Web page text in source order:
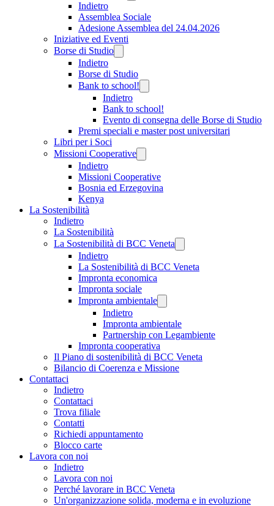
Indietro
Assemblea Sociale
Adesione Assemblea del 24.04.2026
Iniziative ed Eventi
Borse di Studio
Indietro
Borse di Studio
Bank to school!
Indietro
Bank to school!
Evento di consegna delle Borse di Studio
Premi speciali e master post universitari
Libri per i Soci
Missioni Cooperative
Indietro
Missioni Cooperative
Bosnia ed Erzegovina
Kenya
La Sostenibilità
Indietro
La Sostenibilità
La Sostenibilità di BCC Veneta
Indietro
La Sostenibilità di BCC Veneta
Impronta economica
Impronta sociale
Impronta ambientale
Indietro
Impronta ambientale
Partnership con Legambiente
Impronta cooperativa
Il Piano di sostenibilità di BCC Veneta
Bilancio di Coerenza e Missione
Contattaci
Indietro
Contattaci
Trova filiale
Contatti
Richiedi appuntamento
Blocco carte
Lavora con noi
Indietro
Lavora con noi
Perché lavorare in BCC Veneta
Un'organizzazione solida, moderna e in evoluzione